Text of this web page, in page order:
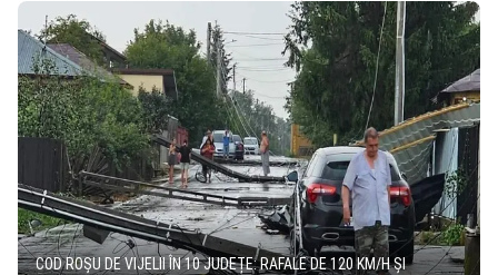
COD ROȘU DE VIJELII ÎN 10 JUDEȚE: RAFALE DE 120 KM/H ȘI